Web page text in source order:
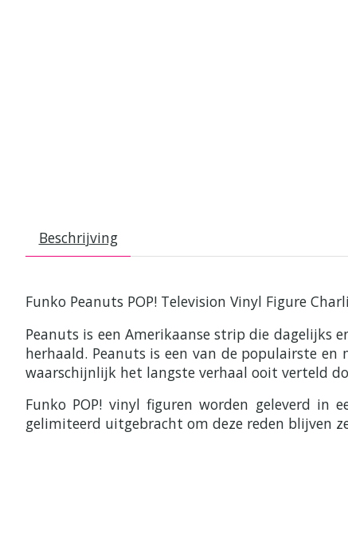
Beschrijving
Funko Peanuts POP! Television Vinyl Figure
Peanuts is een Amerikaanse strip die dagelijks
herhaald. Peanuts is een van de populairste
waarschijnlijk het langste verhaal ooit verteld
Funko POP! vinyl figuren worden geleverd in
gelimiteerd uitgebracht om deze reden blijven